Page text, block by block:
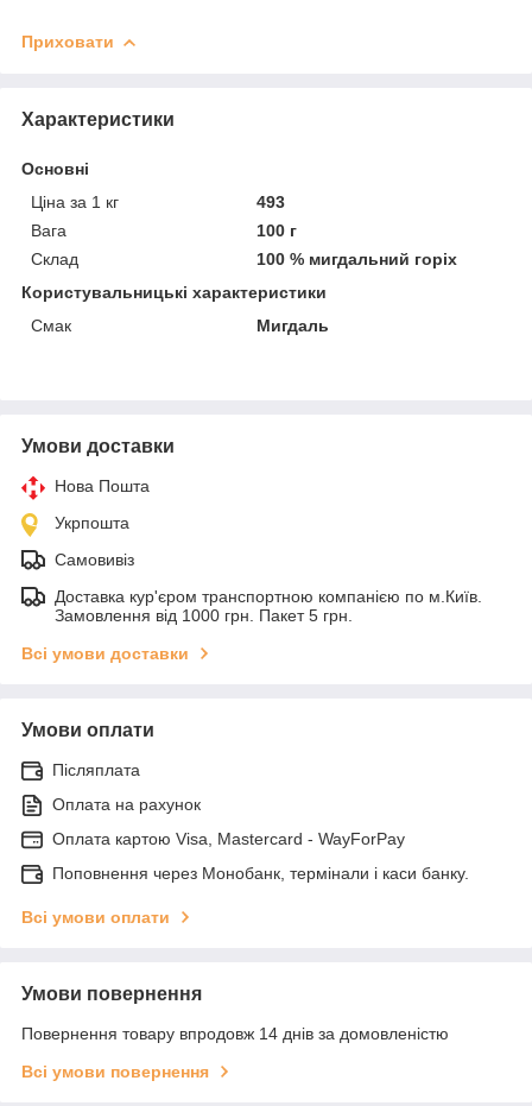
Приховати
Характеристики
Основні
Ціна за 1 кг
493
Вага
100 г
Склад
100 % мигдальний горіх
Користувальницькі характеристики
Смак
Мигдаль
Умови доставки
Нова Пошта
Укрпошта
Самовивіз
Доставка кур'єром транспортною компанією по м.Київ.
Замовлення від 1000 грн. Пакет 5 грн.
Всі умови доставки
Умови оплати
Післяплата
Оплата на рахунок
Оплата картою Visa, Mastercard - WayForPay
Поповнення через Монобанк, термінали і каси банку.
Всі умови оплати
Умови повернення
Повернення товару впродовж 14 днів за домовленістю
Всі умови повернення